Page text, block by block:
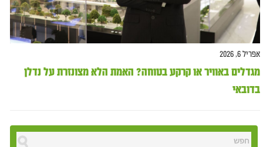
אפריל 6, 2026
מגדלים באוויר או קרקע בטוחה? האמת הלא מצונזרת על נדלן
בדובאי